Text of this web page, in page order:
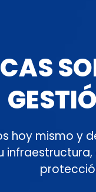
hoy mismo y